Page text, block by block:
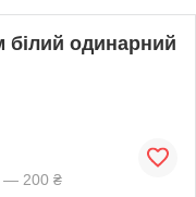
білий одинарний
— 200 ₴